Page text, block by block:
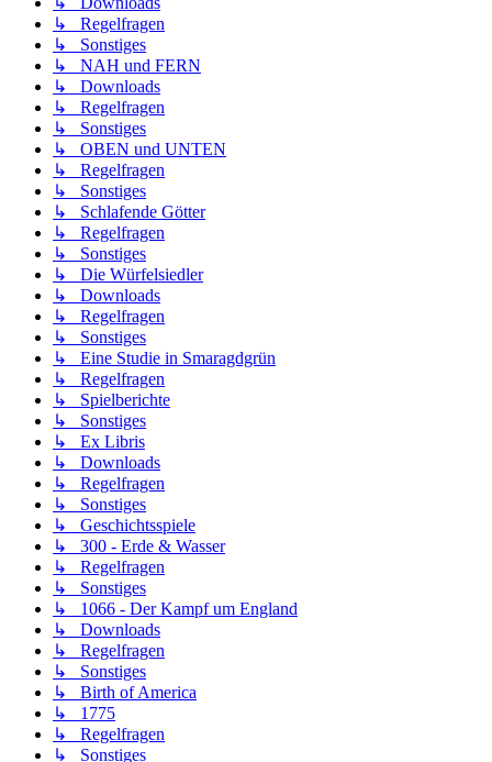
↳ Regelfragen
↳ Sonstiges
↳ NAH und FERN
↳ Downloads
↳ Regelfragen
↳ Sonstiges
↳ OBEN und UNTEN
↳ Regelfragen
↳ Sonstiges
↳ Schlafende Götter
↳ Regelfragen
↳ Sonstiges
↳ Die Würfelsiedler
↳ Downloads
↳ Regelfragen
↳ Sonstiges
↳ Eine Studie in Smaragdgrün
↳ Regelfragen
↳ Spielberichte
↳ Sonstiges
↳ Ex Libris
↳ Downloads
↳ Regelfragen
↳ Sonstiges
↳ Geschichtsspiele
↳ 300 - Erde & Wasser
↳ Regelfragen
↳ Sonstiges
↳ 1066 - Der Kampf um England
↳ Downloads
↳ Regelfragen
↳ Sonstiges
↳ Birth of America
↳ 1775
↳ Regelfragen
↳ Sonstiges